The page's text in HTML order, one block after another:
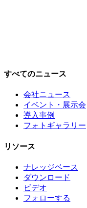
すべてのニュース
会社ニュース
イベント・展示会
導入事例
フォトギャラリー
リソース
ナレッジベース
ダウンロード
ビデオ
フォローする